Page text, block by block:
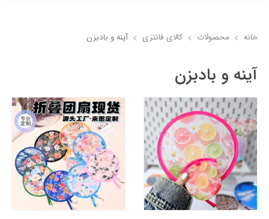
خانه محصولات کالای فانتزی آینه و بادبزن
آینه و بادبزن